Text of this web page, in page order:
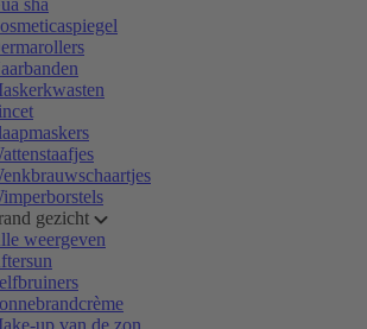
sha
gezicht
weergeven
up van de zon